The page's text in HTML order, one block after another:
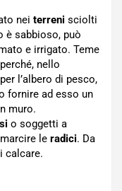
nei terreni sciolti
è sabbioso, può
e irrigato. Teme
nello
l’albero di pesco,
fornire ad esso un
muro.
o soggetti a
le radici. Da
calcare.